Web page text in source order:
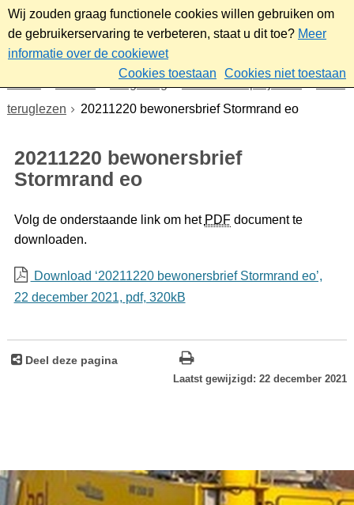
Wij zouden graag functionele cookies willen gebruiken om
de gebruikerservaring te verbeteren, staat u dit toe? Meer
informatie over de cookiewet
Cookies toestaan
Cookies niet toestaan
Omgeving Plannen en projecten
Even
teruglezen
20211220 bewonersbrief Stormrand eo
20211220 bewonersbrief
Stormrand eo
Volg de onderstaande link om het PDFdocument te
downloaden.
Download ‘20211220 bewonersbrief Stormrand eo’,
22 december 2021, pdf, 320kB
Deel deze pagina
Laatst gewijzigd: 22 december 2021